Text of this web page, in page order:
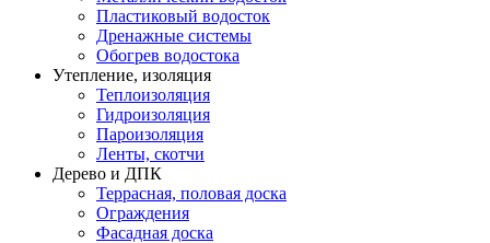
Пластиковый водосток
Дренажные системы
Обогрев водостока
Утепление, изоляция
Теплоизоляция
Гидроизоляция
Пароизоляция
Ленты, скотчи
Дерево и ДПК
Террасная, половая доска
Ограждения
Фасадная доска